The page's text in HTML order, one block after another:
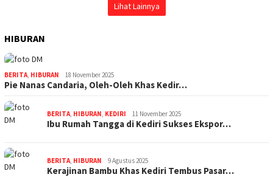
Lihat Lainnya
HIBURAN
BERITA, HIBURAN 18 November 2025
Pie Nanas Candaria, Oleh-Oleh Khas Kedir…
BERITA, HIBURAN, KEDIRI 11 November 2025
Ibu Rumah Tangga di Kediri Sukses Ekspor…
BERITA, HIBURAN 9 Agustus 2025
Kerajinan Bambu Khas Kediri Tembus Pasar…